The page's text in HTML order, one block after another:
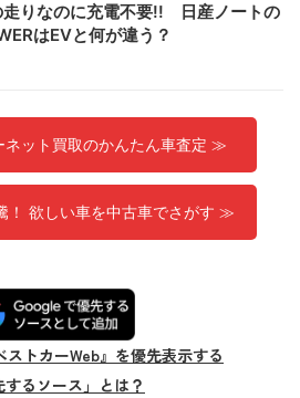
走りなのに充電不要!! 日産ノートの
はEVと何が違う？
ネット買取のかんたん車査定 ≫
！ 欲しい車を中古車でさがす ≫
ストカーWeb』を優先表示する
するソース」とは？